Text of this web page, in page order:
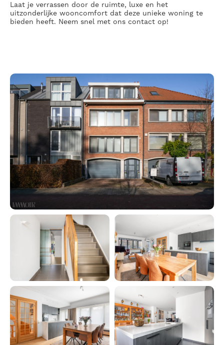
Laat je verrassen door de ruimte, luxe en het
uitzonderlijke wooncomfort dat deze unieke woning te
bieden heeft. Neem snel met ons contact op!